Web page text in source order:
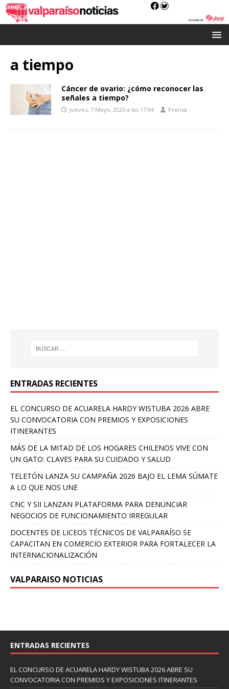
a tiempo
Cáncer de ovario: ¿cómo reconocer las
señales a tiempo?
Jueves, 7 Mayo, 2026 a las 17:04 Prensa
ENTRADAS RECIENTES
EL CONCURSO DE ACUARELA HARDY WISTUBA 2026 ABRE
SU CONVOCATORIA CON PREMIOS Y EXPOSICIONES
ITINERANTES
MÁS DE LA MITAD DE LOS HOGARES CHILENOS VIVE CON
UN GATO: CLAVES PARA SU CUIDADO Y SALUD
TELETÓN LANZA SU CAMPAÑA 2026 BAJO EL LEMA SÚMATE
A LO QUE NOS UNE
CNC Y SII LANZAN PLATAFORMA PARA DENUNCIAR
NEGOCIOS DE FUNCIONAMIENTO IRREGULAR
DOCENTES DE LICEOS TÉCNICOS DE VALPARAÍSO SE
CAPACITAN EN COMERCIO EXTERIOR PARA FORTALECER LA
INTERNACIONALIZACIÓN
VALPARAISO NOTICIAS
ENTRADAS RECIENTES
EL CONCURSO DE ACUARELA HARDY WISTUBA 2026 ABRE SU
CONVOCATORIA CON PREMIOS Y EXPOSICIONES ITINERANTES